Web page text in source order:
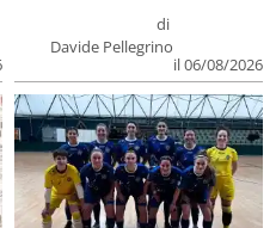
di
Davide Pellegrino
il 06/08/2026